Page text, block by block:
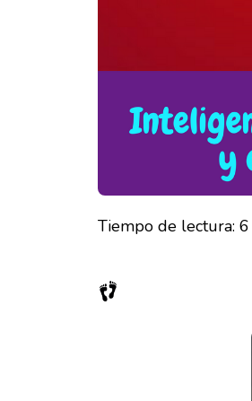
Tiempo de lectura: 6